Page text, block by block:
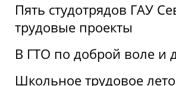
Пять студотрядов ГАУ
трудовые проекты
В ГТО по доброй воле и
Школьное трудовое